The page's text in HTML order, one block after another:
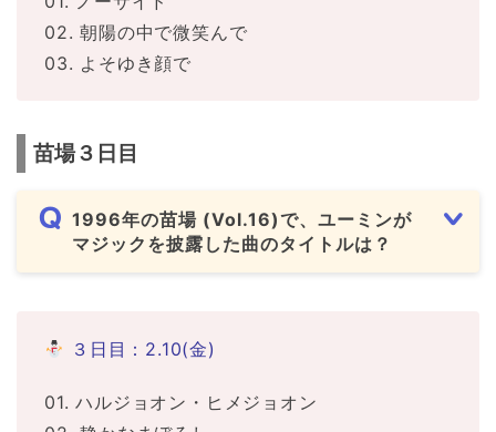
02. 朝陽の中で微笑んで
03. よそゆき顔で
苗場３日目
1996年の苗場 (Vol.16)で、ユーミンが
マジックを披露した曲のタイトルは？
３日目：2.10(金)
01. ハルジョオン・ヒメジョオン